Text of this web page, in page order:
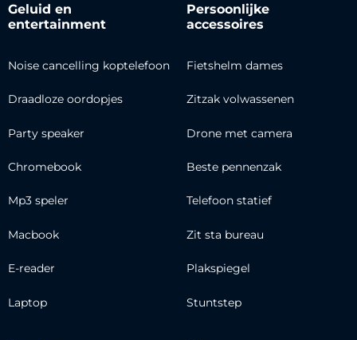
Geluid en
entertainment
Noise cancelling koptelefoon
Draadloze oordopjes
Party speaker
Chromebook
Mp3 speler
Macbook
E-reader
Laptop
Persoonlijke
accessoires
Fietshelm dames
Zitzak volwassenen
Drone met camera
Beste pennenzak
Telefoon statief
Zit sta bureau
Plakspiegel
Stuntstep